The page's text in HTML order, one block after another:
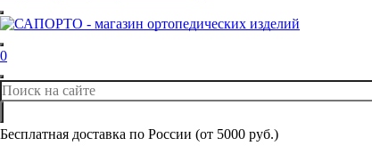
0
Бесплатная доставка по России (от 5000 руб.)